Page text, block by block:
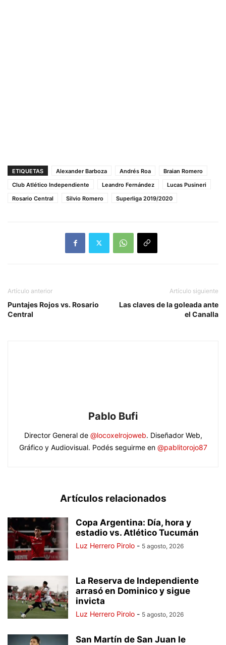
ETIQUETAS Alexander Barboza Andrés Roa
Braian Romero
Club Atlético Independiente
Leandro Fernández
Lucas Pusineri
Rosario Central
Silvio Romero Superliga 2019/2020
Artículo anterior
Puntajes Rojos vs. Rosario
Central
Artículo siguiente
Las claves de la goleada ante
el Canalla
Pablo Bufi
Director General de @locoxelrojoweb. Diseñador Web,
Gráfico y Audiovisual. Podés seguirme en @pablitorojo87
Artículos relacionados
Copa Argentina: Día, hora y
estadio vs. Atlético Tucumán
Luz Herrero Pirolo - 5 agosto, 2026
La Reserva de Independiente
arrasó en Dominico y sigue
invicta
Luz Herrero Pirolo - 5 agosto, 2026
San Martín de San Juan le